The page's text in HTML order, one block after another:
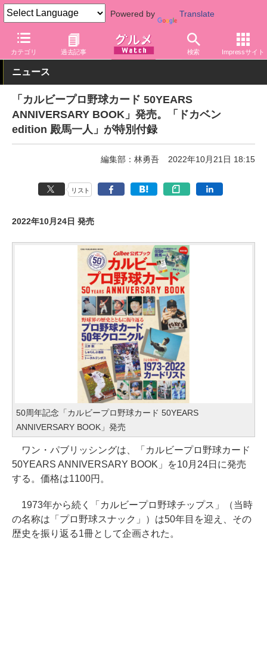
Powered by Translate
カテゴリ 過去記事 検索 Impressサイト
グルメ Watch メーカー 菓子 カルビー
ニュース
「カルビープロ野球カード 50YEARS
ANNIVERSARY BOOK」発売。「ドカベン
edition 殿馬一人」が特別付録
編集部：林勇吾 2022年10月21日 18:15
リスト
2022年10月24日 発売
50周年記念「カルビープロ野球カード 50YEARS
ANNIVERSARY BOOK」発売
ワン・パブリッシングは、「カルビープロ野球カード
50YEARS ANNIVERSARY BOOK」を10月24日に発売
する。価格は1100円。
1973年から続く「カルビープロ野球チップス」（当時
の名称は「プロ野球スナック」）は50年目を迎え、その
歴史を振り返る1冊として企画された。